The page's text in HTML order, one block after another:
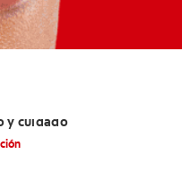
y cuidado